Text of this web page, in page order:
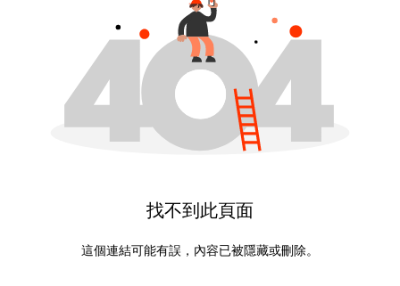
找不到此頁面
這個連結可能有誤，內容已被隱藏或刪除。